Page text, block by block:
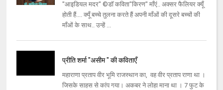
"आइडियल मदर" ©डॉ कविता"किरण" माँएं.. अक्सर फैलियर क्यूँ
होती हैं.... क्यूँ बच्चे तुलना करते हैं अपनी माँओं की दूसरे बच्चों की
माँओं के साथ.. उन्हें ...
प्रीति शर्मा "असीम " की कविताएँ
महाराणा प्रताप वीर भूमि राजस्थान का, वह वीर प्रताप राणा था ।
जिसके साहस से कांप गया। अकबर ने लोहा माना था । 7 फुट के